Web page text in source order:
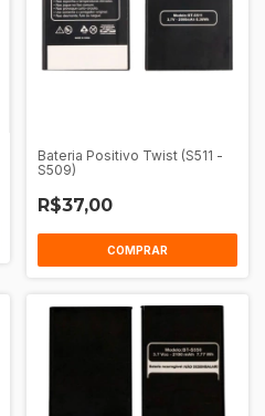
Bateria Positivo Twist (S511 -
S509)
R$37,00
COMPRAR